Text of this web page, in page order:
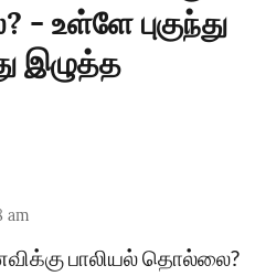
உள்ளே புகுந்து
இழுத்த
am
பாலியல் தொல்லை?